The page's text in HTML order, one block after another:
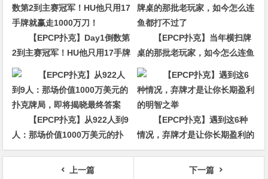
【EPCP扑克】Day1倒数第
2到主赛冠军！HU他只用17手牌
就赢走1000万刀！
【EPCP扑克】当年横扫牌
桌的那批老玩家，如今怎么连鱼
都打不过了
【EPCP扑克】从922人到9
人：那场价值1000万美元的扑
克牌局，即将揭晓最终答案
【EPCP扑克】遇到这6种
情况，弃牌才是让你长期盈利的
明智之举
上一篇
下一篇